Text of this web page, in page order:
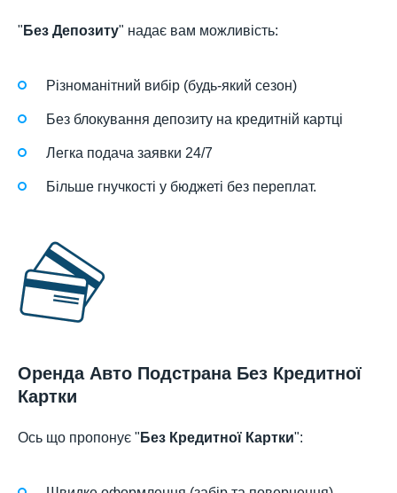
" Без Депозиту" надає вам можливість:
Різноманітний вибір (будь-який сезон)
Без блокування депозиту на кредитній картці
Легка подача заявки 24/7
Більше гнучкості у бюджеті без переплат.
Оренда Авто Подстрана Без Кредитної
Картки
Ось що пропонує " Без Кредитної Картки":